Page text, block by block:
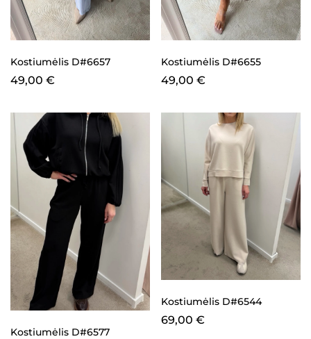
Kostiumėlis D#6657
49,00 €
Kostiumėlis D#6655
49,00 €
Kostiumėlis D#6577
Kostiumėlis D#6544
69,00 €